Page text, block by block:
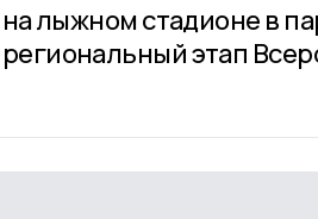
лыжном стадионе в
этап